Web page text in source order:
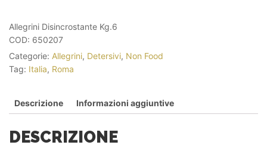
Allegrini Disincrostante Kg.6
COD: 650207
Categorie: Allegrini, Detersivi, Non Food
Tag: Italia, Roma
Descrizione Informazioni aggiuntive
DESCRIZIONE